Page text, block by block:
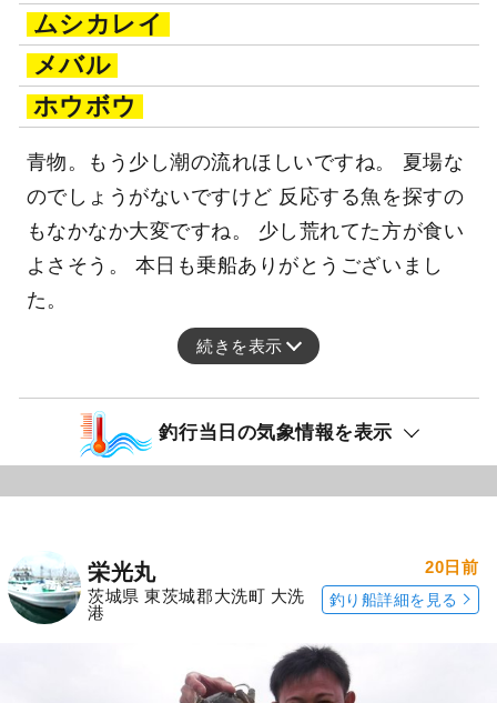
ムシカレイ
メバル
ホウボウ
青物。もう少し潮の流れほしいですね。 夏場な
のでしょうがないですけど 反応する魚を探すの
もなかなか大変ですね。 少し荒れてた方が食い
よさそう。 本日も乗船ありがとうございまし
た。
続きを表示
釣行当日の気象情報を表示
栄光丸
茨城県 東茨城郡大洗町 大洗
港
20日前
釣り船詳細を見る